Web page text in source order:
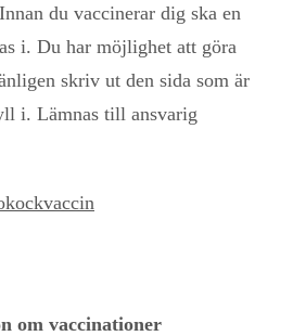
du vaccinerar dig ska en
i. Du har möjlighet att göra
skriv ut den sida som är
i. Lämnas till ansvarig
om vaccinationer